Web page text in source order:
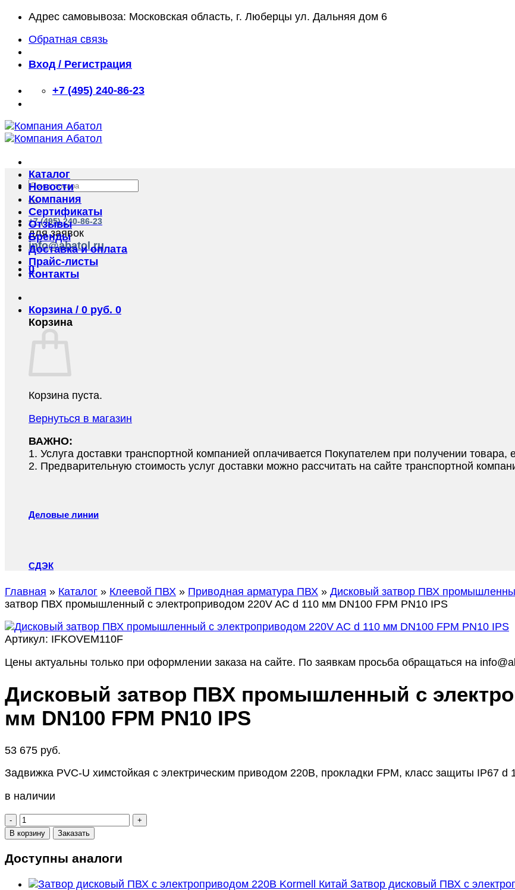
Skip
content
Адрес самовывоза: Московская область, г. Люберцы ул. Дальняя дом 6
Обратная связь
Вход / Регистрация
+7 (495) 240-86-23
Искать:
+7 (495) 240-86-23
для заявок
info@abatol.ru
0
Каталог
Новости
Компания
Сертификаты
Отзывы
Бренды
Доставка и оплата
Прайс-листы
Контакты
Корзина / 0 руб. 0
Корзина
Корзина пуста.
Вернуться в магазин
ВАЖНО:
1.⁠ ⁠Услуга доставки транспортной компанией оплачивается Покупателем при получении товара,
2.⁠ ⁠Предварительную стоимость услуг доставки можно рассчитать на сайте транспортной
Деловые линии
СДЭК
Главная » Каталог » Клеевой ПВХ » Приводная арматура ПВХ » Дисковый затвор ПВХ
затвор ПВХ промышленный с электроприводом 220V AC d 110 мм DN100 FPM PN10 IPS
Артикул: IFKOVEM110F
Цены актуальны только при оформлении заказа на сайте. По заявкам просьба обращаться на
Дисковый затвор ПВХ промышленный с
мм DN100 FPM PN10 IPS
53 675 руб.
Задвижка PVC-U химстойкая с электрическим приводом 220В, прокладки FPM, класс защиты IP67 d
в наличии
Количество
товара
Дисковый
затвор
ПВХ
промышленный
В корзину Заказать
Доступны аналоги
Затвор дисковый ПВХ с